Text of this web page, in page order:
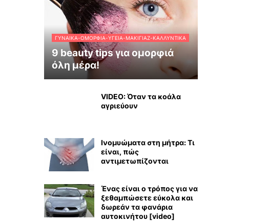
ΓΥΝΑΊΚΑ-ΟΜΟΡΦΙΆ-ΥΓΕΊΑ-ΜΑΚΙΓΙΆΖ-ΚΑΛΛΥΝΤΙΚΆ
9 beauty tips για ομορφιά
όλη μέρα!
VIDEO: Όταν τα κοάλα
αγριεύουν
Ινομυώματα στη μήτρα: Τι
είναι, πώς
αντιμετωπίζονται
Ένας είναι ο τρόπος για να
ξεθαμπώσετε εύκολα και
δωρεάν τα φανάρια
αυτοκινήτου [video]